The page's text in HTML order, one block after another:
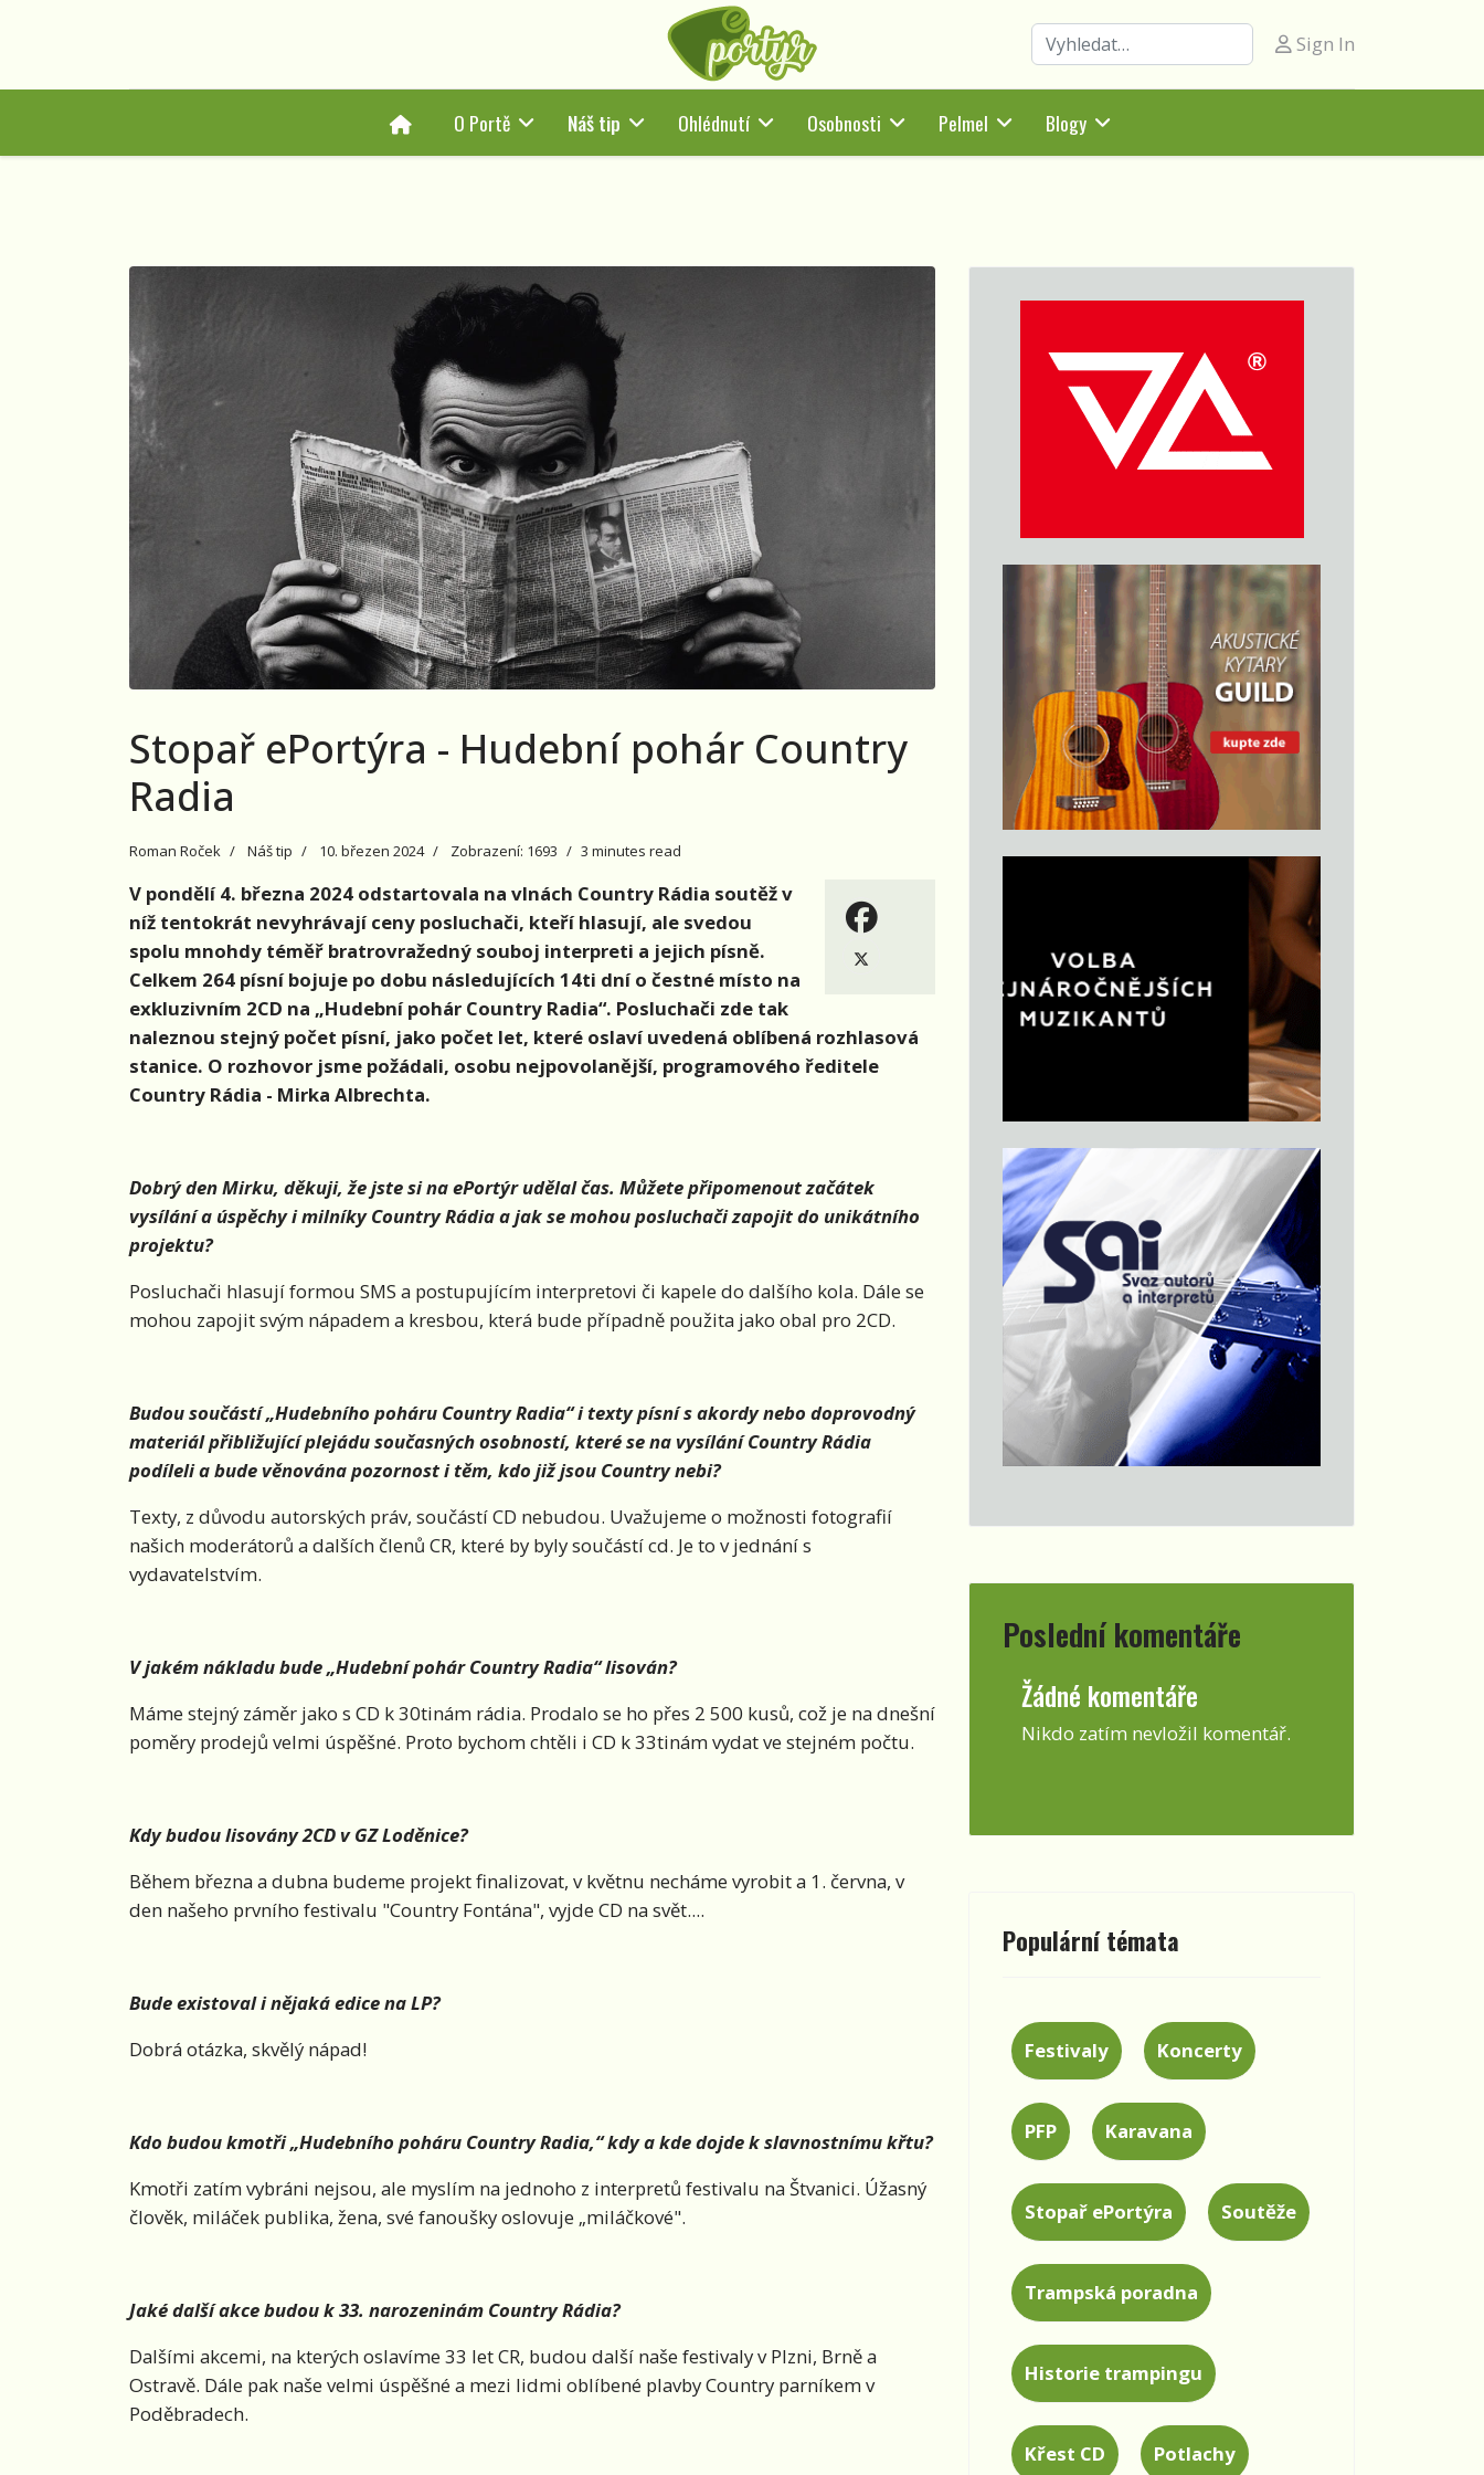
Hledat Sign In
HomeO Portě Náš tip Ohlédnutí Osobnosti Pelmel Blogy
Stopař ePortýra - Hudební pohár Country
Radia
Roman Roček Náš tip 10. březen 2024 Zobrazení: 1693 3 minutes read
V pondělí 4. března 2024 odstartovala na vlnách Country Rádia soutěž v
níž tentokrát nevyhrávají ceny posluchači, kteří hlasují, ale svedou
spolu mnohdy téměř bratrovražedný souboj interpreti a jejich písně.
Celkem 264 písní bojuje po dobu následujících 14ti dní o čestné místo na
exkluzivním 2CD na „Hudební pohár Country Radia“. Posluchači zde tak
naleznou stejný počet písní, jako počet let, které oslaví uvedená oblíbená rozhlasová
stanice. O rozhovor jsme požádali, osobu nejpovolanější, programového ředitele
Country Rádia - Mirka Albrechta.
Dobrý den Mirku, děkuji, že jste si na ePortýr udělal čas. Můžete připomenout začátek
vysílání a úspěchy i milníky Country Rádia a jak se mohou posluchači zapojit do unikátního
projektu?
Posluchači hlasují formou SMS a postupujícím interpretovi či kapele do dalšího kola. Dále se
mohou zapojit svým nápadem a kresbou, která bude případně použita jako obal pro 2CD.
Budou součástí „Hudebního poháru Country Radia“ i texty písní s akordy nebo doprovodný
materiál přibližující plejádu současných osobností, které se na vysílání Country Rádia
podíleli a bude věnována pozornost i těm, kdo již jsou Country nebi?
Texty, z důvodu autorských práv, součástí CD nebudou. Uvažujeme o možnosti fotografií
našich moderátorů a dalších členů CR, které by byly součástí cd. Je to v jednání s
vydavatelstvím.
V jakém nákladu bude „Hudební pohár Country Radia“ lisován?
Máme stejný záměr jako s CD k 30tinám rádia. Prodalo se ho přes 2 500 kusů, což je na dnešní
poměry prodejů velmi úspěšné. Proto bychom chtěli i CD k 33tinám vydat ve stejném počtu.
Kdy budou lisovány 2CD v GZ Loděnice?
Během března a dubna budeme projekt finalizovat, v květnu necháme vyrobit a 1. června, v
den našeho prvního festivalu "Country Fontána", vyjde CD na svět....
Bude existoval i nějaká edice na LP?
Dobrá otázka, skvělý nápad!
Kdo budou kmotři „Hudebního poháru Country Radia,“ kdy a kde dojde k slavnostnímu křtu?
Kmotři zatím vybráni nejsou, ale myslím na jednoho z interpretů festivalu na Štvanici. Úžasný
člověk, miláček publika, žena, své fanoušky oslovuje „miláčkové".
Jaké další akce budou k 33. narozeninám Country Rádia?
Dalšími akcemi, na kterých oslavíme 33 let CR, budou další naše festivaly v Plzni, Brně a
Ostravě. Dále pak naše velmi úspěšné a mezi lidmi oblíbené plavby Country parníkem v
Poděbradech.
Poslední komentáře
Žádné komentáře
Nikdo zatím nevložil komentář.
Populární témata
Festivaly Koncerty
PFP Karavana
Stopař ePortýra Soutěže
Trampská poradna
Historie trampingu
Křest CD Potlachy